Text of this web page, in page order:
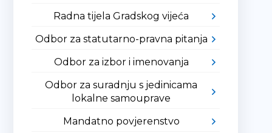
Radna tijela Gradskog vijeća
Odbor za statutarno-pravna pitanja
Odbor za izbor i imenovanja
Odbor za suradnju s jedinicama
lokalne samouprave
Mandatno povjerenstvo